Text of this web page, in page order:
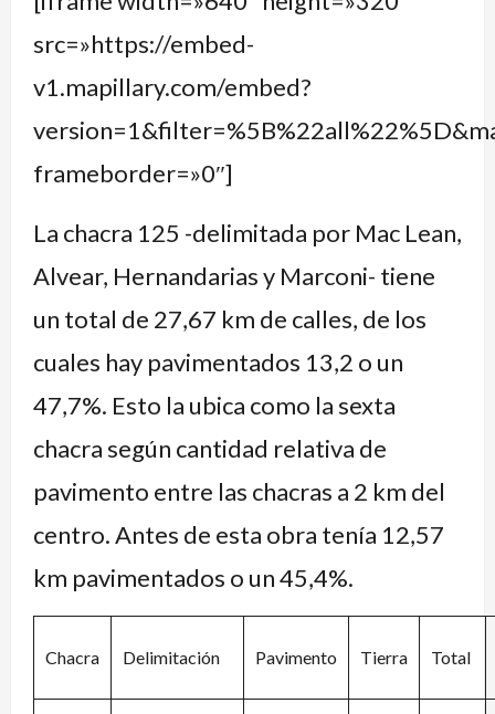
src=»https://embed-
v1.mapillary.com/embed?
frameborder=»0″]
La chacra 125 -delimitada por Mac Lean,
Alvear, Hernandarias y Marconi- tiene
un total de 27,67 km de calles, de los
cuales hay pavimentados 13,2 o un
47,7%. Esto la ubica como la sexta
chacra según cantidad relativa de
pavimento entre las chacras a 2 km del
centro. Antes de esta obra tenía 12,57
km pavimentados o un 45,4%.
Chacra Delimitación Pavimento Tierra Total